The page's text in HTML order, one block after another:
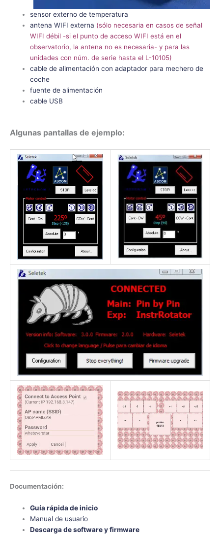
sensor externo de temperatura
antena WIFI externa (sólo necesaria en casos de señal
WIFI débil -si el punto de acceso WIFI está en el
observatorio, la antena no es necesaria- y para las
unidades con núm. de serie hasta el L-10105)
cable de alimentación con adaptador para mechero de
coche
fuente de alimentación
cable USB
Algunas pantallas de ejemplo:
Documentación:
Guía rápida de inicio
Manual de usuario
Descarga de software y firmware